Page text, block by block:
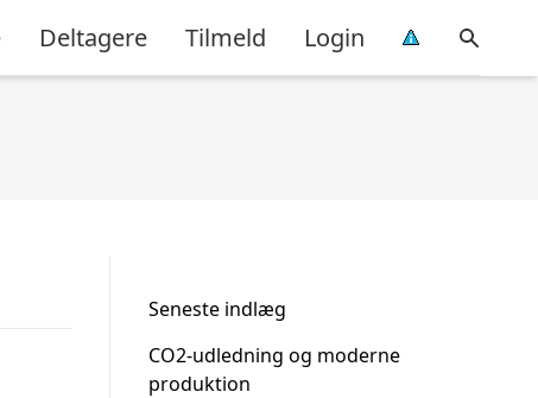
Deltagere Tilmeld Login
Seneste indlæg
CO2-udledning og moderne
produktion